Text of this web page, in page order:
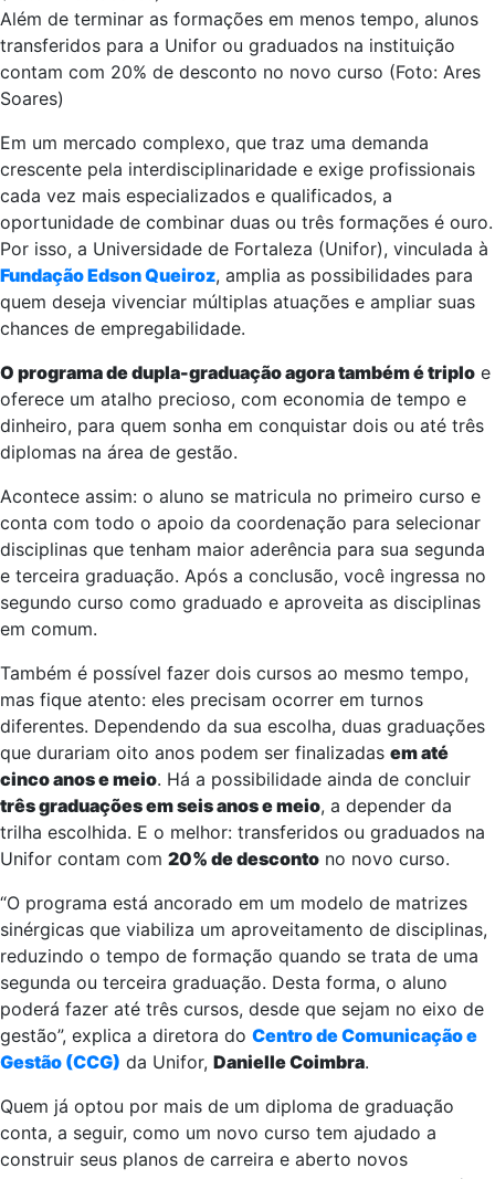
Além de terminar as formações em menos tempo, alunos
transferidos para a Unifor ou graduados na instituição
contam com 20% de desconto no novo curso (Foto: Ares
Soares)
Em um mercado complexo, que traz uma demanda
crescente pela interdisciplinaridade e exige profissionais
cada vez mais especializados e qualificados, a
oportunidade de combinar duas ou três formações é ouro.
Por isso, a Universidade de Fortaleza (Unifor), vinculada à
Fundação Edson Queiroz, amplia as possibilidades para
quem deseja vivenciar múltiplas atuações e ampliar suas
chances de empregabilidade.
O programa de dupla-graduação agora também é triplo e
oferece um atalho precioso, com economia de tempo e
dinheiro, para quem sonha em conquistar dois ou até três
diplomas na área de gestão.
Acontece assim: o aluno se matricula no primeiro curso e
conta com todo o apoio da coordenação para selecionar
disciplinas que tenham maior aderência para sua segunda
e terceira graduação. Após a conclusão, você ingressa no
segundo curso como graduado e aproveita as disciplinas
em comum.
Também é possível fazer dois cursos ao mesmo tempo,
mas fique atento: eles precisam ocorrer em turnos
diferentes. Dependendo da sua escolha, duas graduações
que durariam oito anos podem ser finalizadas em até
cinco anos e meio. Há a possibilidade ainda de concluir
três graduações em seis anos e meio, a depender da
trilha escolhida. E o melhor: transferidos ou graduados na
Unifor contam com 20% de desconto no novo curso.
“O programa está ancorado em um modelo de matrizes
sinérgicas que viabiliza um aproveitamento de disciplinas,
reduzindo o tempo de formação quando se trata de uma
segunda ou terceira graduação. Desta forma, o aluno
poderá fazer até três cursos, desde que sejam no eixo de
gestão”, explica a diretora do Centro de Comunicação e
Gestão (CCG) da Unifor, Danielle Coimbra.
Quem já optou por mais de um diploma de graduação
conta, a seguir, como um novo curso tem ajudado a
construir seus planos de carreira e aberto novos